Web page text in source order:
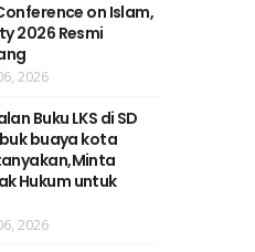
on Islam,
2026 Resmi
2026
Buku LKS di SD
buaya kota
Hukum untuk
2026